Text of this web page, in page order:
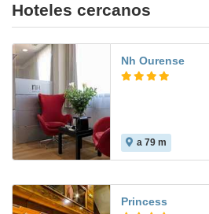
Hoteles cercanos
Nh Ourense
a 79 m
Princess